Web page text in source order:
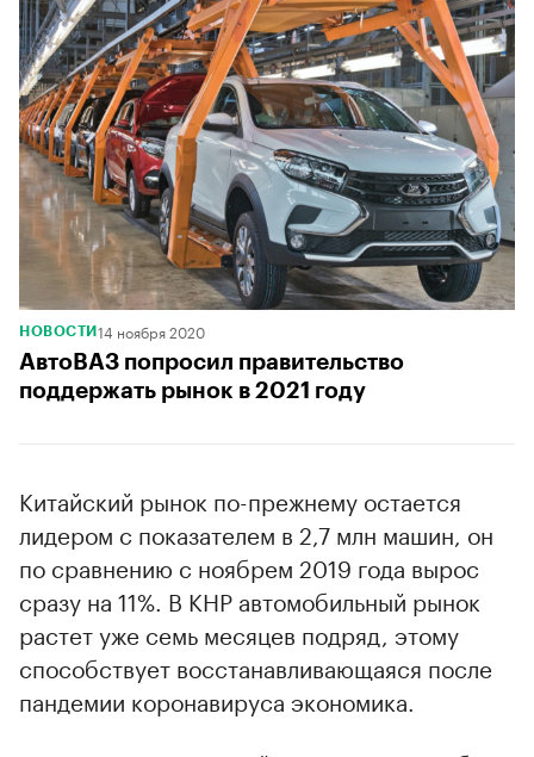
НОВОСТИ 14 ноября 2020
АвтоВАЗ попросил правительство
поддержать рынок в 2021 году
Китайский рынок по-прежнему остается
лидером с показателем в 2,7 млн машин, он
по сравнению с ноябрем 2019 года вырос
сразу на 11%. В КНР автомобильный рынок
растет уже семь месяцев подряд, этому
способствует восстанавливающаяся после
пандемии коронавируса экономика.